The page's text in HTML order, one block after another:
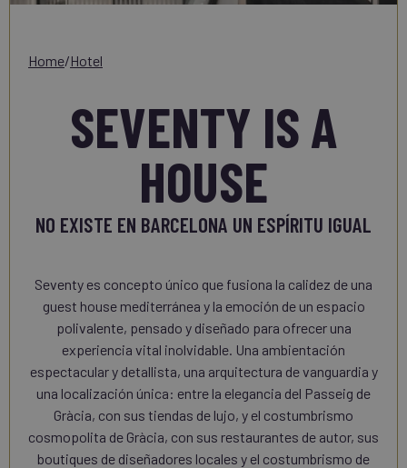
home/ hotel
SEVENTY IS A
HOUSE
NO EXISTE EN BARCELONA UN ESPÍRITU IGUAL
Seventy es concepto único que fusiona la calidez de una
guest house mediterránea y la emoción de un espacio
polivalente, pensado y diseñado para ofrecer una
experiencia vital inolvidable. Una ambientación
espectacular y detallista, una arquitectura de vanguardia y
una localización única: entre la elegancia del Passeig de
Gràcia, con sus tiendas de lujo, y el costumbrismo
cosmopolita de Gràcia, con sus restaurantes de autor, sus
boutiques de diseñadores locales y el costumbrismo de